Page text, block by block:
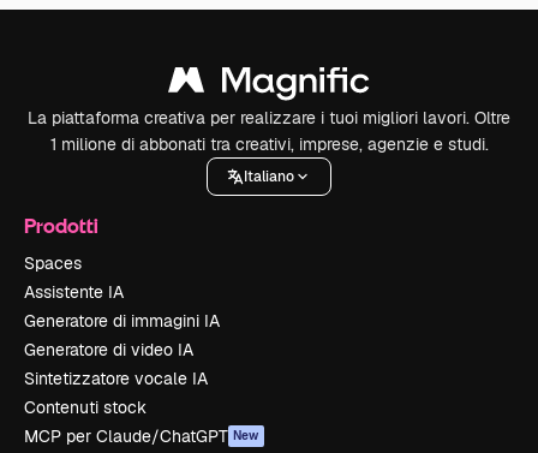
La piattaforma creativa per realizzare i tuoi migliori lavori. Oltre
1 milione di abbonati tra creativi, imprese, agenzie e studi.
Italiano
Prodotti
Spaces
Assistente IA
Generatore di immagini IA
Generatore di video IA
Sintetizzatore vocale IA
Contenuti stock
MCP per Claude/ChatGPT New